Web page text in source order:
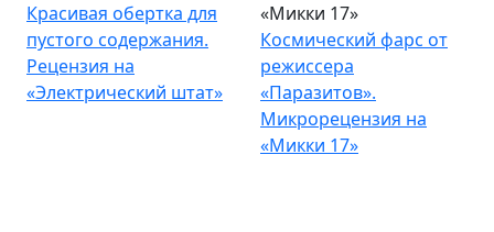
Красивая обертка для
пустого содержания.
Рецензия на
«Электрический штат»
«Микки 17»
Космический фарс от
режиссера
«Паразитов».
Микрорецензия на
«Микки 17»